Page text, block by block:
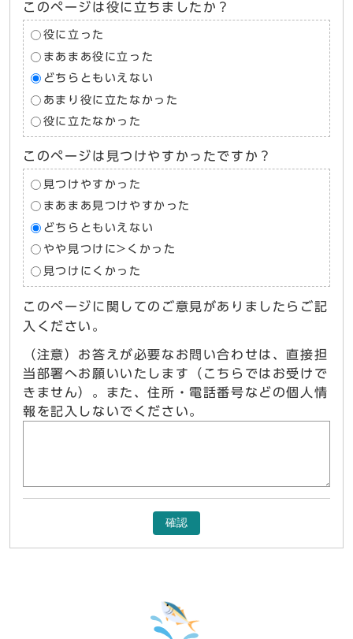
このページは役に立ちましたか？
役に立った
まあまあ役に立った
どちらともいえない
あまり役に立たなかった
役に立たなかった
このページは見つけやすかったですか？
見つけやすかった
まあまあ見つけやすかった
どちらともいえない
やや見つけに>くかった
見つけにくかった
このページに関してのご意見がありましたらご記
入ください。
（注意）お答えが必要なお問い合わせは、直接担
当部署へお願いいたします（こちらではお受けで
きません）。また、住所・電話番号などの個人情
報を記入しないでください。
確認